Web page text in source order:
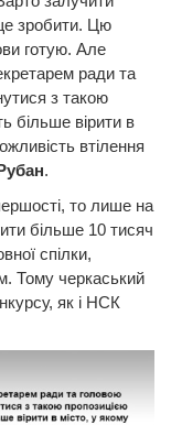
зробити. Цю
готую. Але
ради та
з такою
більше вірити в
втілення
.
то лише на
більше 10 тисяч
спілки,
Тому черкаський
як і НСК